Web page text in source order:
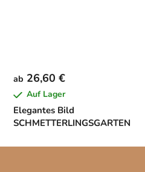
Elegantes Bild
SCHMETTERLINGSGARTEN
ab 26,60 €
Auf Lager